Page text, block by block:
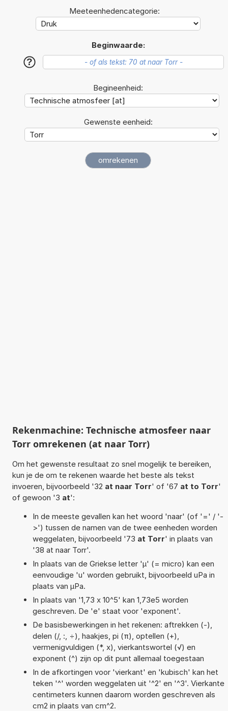
Meeteenhedencategorie:
Beginwaarde:
?
Begineenheid:
Gewenste eenheid:
Rekenmachine: Technische atmosfeer naar
Torr omrekenen (at naar Torr)
Om het gewenste resultaat zo snel mogelijk te bereiken,
kun je de om te rekenen waarde het beste als tekst
invoeren, bijvoorbeeld '32 at naar Torr' of '67 at to Torr'
of gewoon '3 at':
In de meeste gevallen kan het woord 'naar' (of '=' / '-
>') tussen de namen van de twee eenheden worden
weggelaten, bijvoorbeeld '73 at Torr' in plaats van
'38 at naar Torr'.
In plaats van de Griekse letter 'µ' (= micro) kan een
eenvoudige 'u' worden gebruikt, bijvoorbeeld uPa in
plaats van µPa.
In plaats van '1,73 x 10^5' kan 1,73e5 worden
geschreven. De 'e' staat voor 'exponent'.
De basisbewerkingen in het rekenen: aftrekken (-),
delen (/, :, ÷), haakjes, pi (π), optellen (+),
vermenigvuldigen (*, x), vierkantswortel (√) en
exponent (^) zijn op dit punt allemaal toegestaan
In de afkortingen voor 'vierkant' en 'kubisch' kan het
teken '^' worden weggelaten uit '^2' en '^3'. Vierkante
centimeters kunnen daarom worden geschreven als
cm2 in plaats van cm^2.